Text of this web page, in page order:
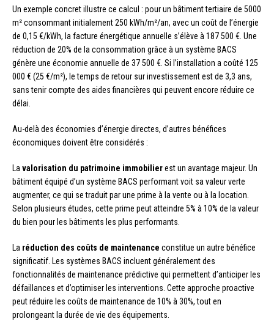
Un exemple concret illustre ce calcul : pour un bâtiment tertiaire de 5000
m² consommant initialement 250 kWh/m²/an, avec un coût de l’énergie
de 0,15 €/kWh, la facture énergétique annuelle s’élève à 187 500 €. Une
réduction de 20% de la consommation grâce à un système BACS
génère une économie annuelle de 37 500 €. Si l’installation a coûté 125
000 € (25 €/m²), le temps de retour sur investissement est de 3,3 ans,
sans tenir compte des aides financières qui peuvent encore réduire ce
délai.
Au-delà des économies d’énergie directes, d’autres bénéfices
économiques doivent être considérés :
La valorisation du patrimoine immobilierest un avantage majeur. Un
bâtiment équipé d’un système BACS performant voit sa valeur verte
augmenter, ce qui se traduit par une prime à la vente ou à la location.
Selon plusieurs études, cette prime peut atteindre 5% à 10% de la valeur
du bien pour les bâtiments les plus performants.
La réduction des coûts de maintenance constitue un autre bénéfice
significatif. Les systèmes BACS incluent généralement des
fonctionnalités de maintenance prédictive qui permettent d’anticiper les
défaillances et d’optimiser les interventions. Cette approche proactive
peut réduire les coûts de maintenance de 10% à 30%, tout en
prolongeant la durée de vie des équipements.